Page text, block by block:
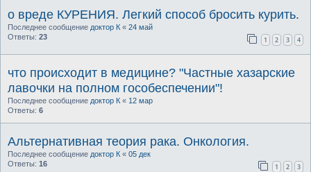
о вреде КУРЕНИЯ. Легкий способ бросить курить.
Последнее сообщение доктор К « 24 май
Ответы: 23 1 2 3 4
что происходит в медицине? "Частные хазарские
лавочки на полном гособеспечении"!
Последнее сообщение доктор К « 12 мар
Ответы: 6
Альтернативная теория рака. Онкология.
Последнее сообщение доктор К « 05 дек
Ответы: 16 1 2 3